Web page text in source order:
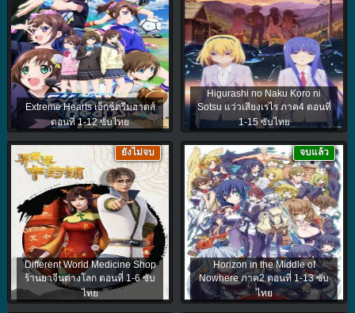
Extreme Hearts เอ็กซ์ตรีมฮาตส์
ตอนที่ 1-12 ซับไทย
Higurashi no Naku Koro ni
Sotsu แว่วเสียงเรไร ภาค4 ตอนที่
1-15 ซับไทย
Different World Medicine Shop
ร้านยาจีนต่างโลก ตอนที่ 1-6 ซับ
ไทย
ยังไม่จบ
Horizon in the Middle of
Nowhere ภาค2 ตอนที่ 1-13 ซับ
ไทย
จบแล้ว